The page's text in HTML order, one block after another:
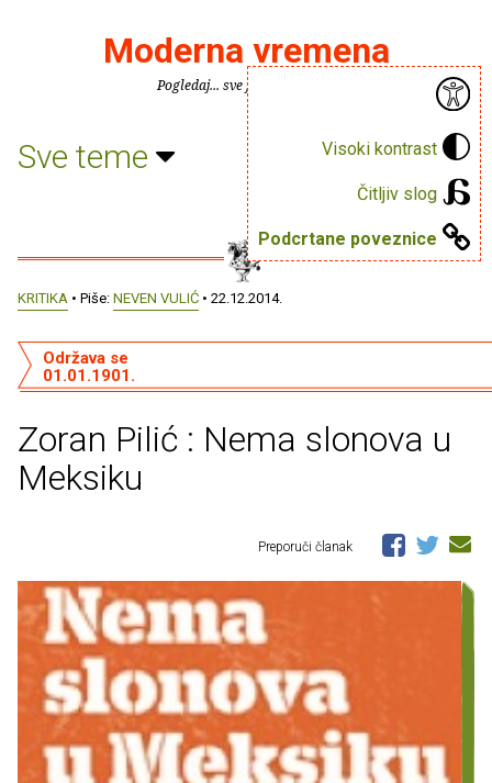
Visoki kontrast
Čitljiv slog
Podcrtane poveznice
Moderna vremena
Pogledaj... sve je puno knjiga.
Sve teme
KRITIKA • Piše: NEVEN VULIĆ • 22.12.2014.
Zoran Pilić : Nema slonova u
Meksiku
Održava se
01.01.1901.
Preporuči članak